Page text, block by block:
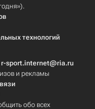
технологий
r-sport.internet@ria.ru
и рекламы
обо всех